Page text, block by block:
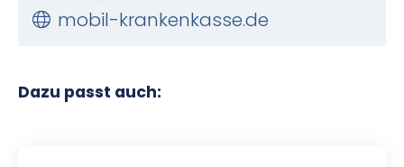
mobil-krankenkasse.de
Dazu passt auch: